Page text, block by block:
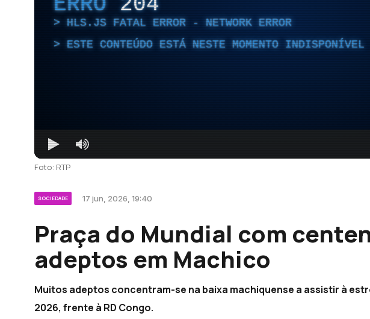
HLS.JS FATAL ERROR - NETWORK ERROR
ESTE CONTEÚDO ESTÁ NESTE MOMENTO INDISPONÍVEL
Foto: RTP
SOCIEDADE 17 jun, 2026, 19:40
Praça do Mundial com
adeptos em Machico
Muitos adeptos concentram-se na baixa machiquense a assistir à
2026, frente à RD Congo.